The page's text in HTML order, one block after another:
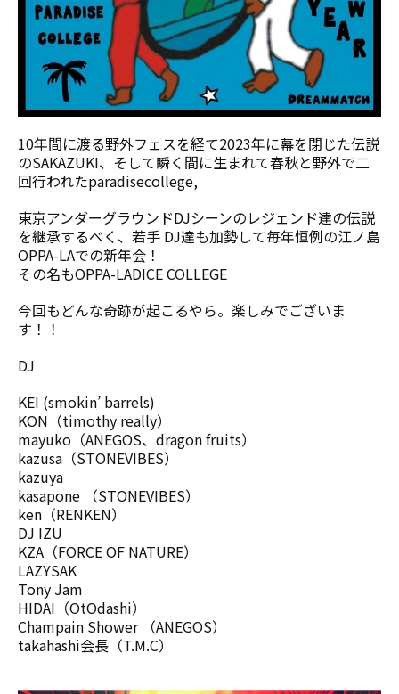
10年間に渡る野外フェスを経て2023年に幕を閉じた伝説
のSAKAZUKI、そして瞬く間に生まれて春秋と野外で二
回行われたparadisecollege,
東京アンダーグラウンドDJシーンのレジェンド達の伝説
を継承するべく、若手 DJ達も加勢して毎年恒例の江ノ島
OPPA-LAでの新年会！
その名もOPPA-LADICE COLLEGE
今回もどんな奇跡が起こるやら。楽しみでございま
す！！
DJ
KEI (smokin’ barrels)
KON（timothy really）
mayuko（ANEGOS、dragon fruits）
kazusa（STONEVIBES）
kazuya
kasapone （STONEVIBES）
ken（RENKEN）
DJ IZU
KZA（FORCE OF NATURE）
LAZYSAK
Tony Jam
HIDAI（OtOdashi）
Champain Shower （ANEGOS）
takahashi会長（T.M.C）